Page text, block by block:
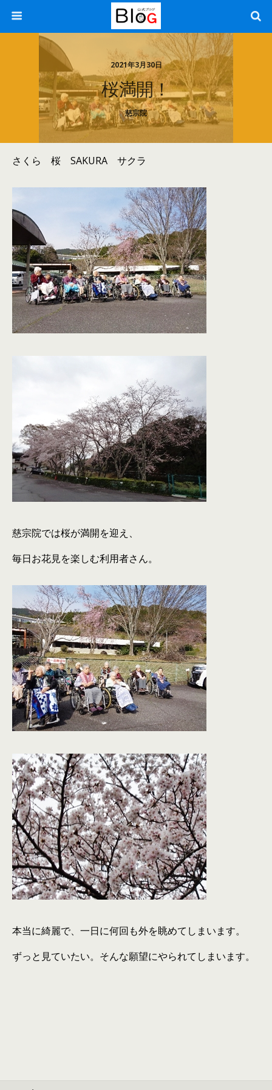
2021年3月30日
桜満開！
慈宗院
さくら 桜 SAKURA サクラ
慈宗院では桜が満開を迎え、
毎日お花見を楽しむ利用者さん。
本当に綺麗で、一日に何回も外を眺めてしまいます。
ずっと見ていたい。そんな願望にやられてしまいます。